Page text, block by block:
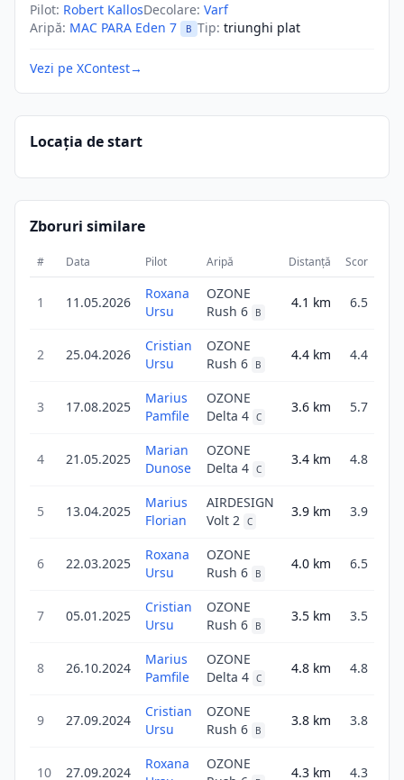
Pilot: Robert KallosDecolare: Varf
Aripă: MAC PARA Eden 7 B Tip: triunghi plat
Vezi pe XContest→
Locația de start
Zboruri similare
# Data Pilot Aripă Distanță Scor
1 11.05.2026
Roxana
Ursu
OZONE
Rush 6
B
4.1 km 6.5
2 25.04.2026
Cristian
Ursu
OZONE
Rush 6
B
4.4 km 4.4
3 17.08.2025
Marius
Pamfile
OZONE
Delta 4 C
3.6 km 5.7
4 21.05.2025
Marian
Dunose
OZONE
Delta 4 C
3.4 km 4.8
5 13.04.2025
Marius
Florian
AIRDESIGN
Volt 2 C
3.9 km 3.9
6 22.03.2025
Roxana
Ursu
OZONE
Rush 6
B
4.0 km 6.5
7 05.01.2025
Cristian
Ursu
OZONE
Rush 6
B
3.5 km 3.5
8 26.10.2024
Marius
Pamfile
OZONE
Delta 4 C
4.8 km 4.8
9 27.09.2024
Cristian
Ursu
OZONE
Rush 6
B
3.8 km 3.8
10 27.09.2024
Roxana
OZONE
4.3 km 4.3